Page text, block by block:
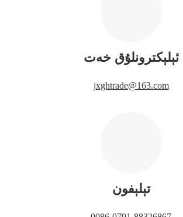
ئېلېكترونلۇق خەت
jxghtrade@163.com
تېلېفون